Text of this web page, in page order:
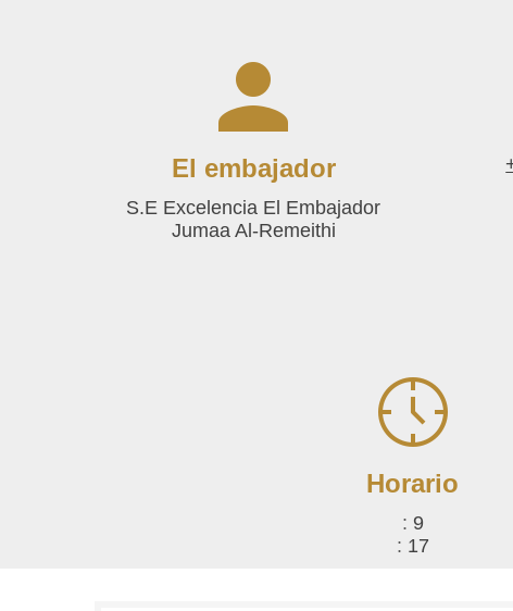
El embajador
S.E Excelencia El Embajador
Jumaa Al-Remeithi
Horario
: 9
: 17